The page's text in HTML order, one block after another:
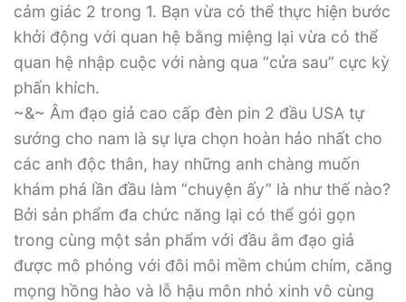
cảm giác 2 trong 1. Bạn vừa có thể thực hiện bước
khởi động với quan hệ bằng miệng lại vừa có thể
quan hệ nhập cuộc với nàng qua “cửa sau” cực kỳ
phấn khích.
~&~ Âm đạo giả cao cấp đèn pin 2 đầu USA tự
sướng cho nam là sự lựa chọn hoàn hảo nhất cho
các anh độc thân, hay những anh chàng muốn
khám phá lần đầu làm “chuyện ấy” là như thế nào?
Bởi sản phẩm đa chức năng lại có thể gói gọn
trong cùng một sản phẩm với đầu âm đạo giả
được mô phỏng với đôi môi mềm chúm chím, căng
mọng hồng hào và lỗ hậu môn nhỏ xinh vô cùng